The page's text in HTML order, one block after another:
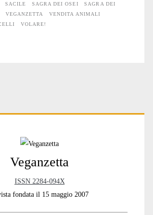
SACILE SAGRA DEI OSEI
SAGRA DEI
VEGANZETTA
VENDITA ANIMALI
VOLARE!
Veganzetta
ISSN 2284-094X
fondata il 15 maggio 2007